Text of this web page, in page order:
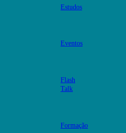
Estudos
Eventos
Flash
Talk
Formação